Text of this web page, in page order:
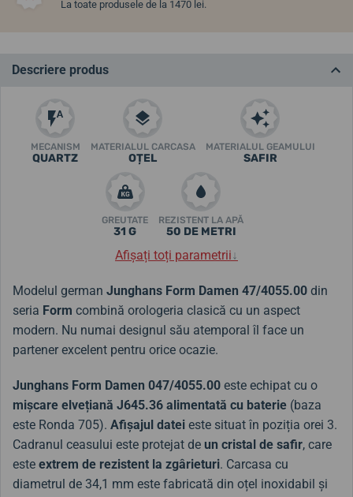
La toate produsele de la 1470 lei.
Descriere produs
MECANISM
QUARTZ
MATERIALUL CARCASA
OȚEL
MATERIALUL GEAMULUI
SAFIR
GREUTATE
31 G
REZISTENT LA APĂ
50 DE METRI
Afișați toți parametrii↓
Modelul german Junghans Form Damen 47/4055.00 din
seria Form combină orologeria clasică cu un aspect
modern. Nu numai designul său atemporal îl face un
partener excelent pentru orice ocazie.
Junghans Form Damen 047/4055.00 este echipat cu o
mișcare elvețiană J645.36 alimentată cu baterie (baza
este Ronda 705). Afișajul datei este situat în poziția orei 3.
Cadranul ceasului este protejat de un cristal de safir, care
este extrem de rezistent la zgârieturi. Carcasa cu
diametrul de 34,1 mm este fabricată din oțel inoxidabil și